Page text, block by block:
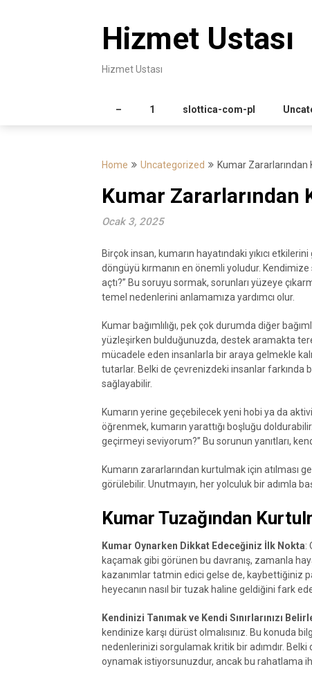
Hizmet Ustası
Hizmet Ustası
– 1 slottica-com-pl
Home Uncategorized Kumar Zararlarından
Kumar Zararlarından
Ocak 3, 2025
Birçok insan, kumarın hayatındaki yıkıcı
döngüyü kırmanın en önemli yoludur.
açtı?” Bu soruyu sormak, sorunları yüzeye
temel nedenlerini anlamamıza yardımcı olur.
Kumar bağımlılığı, pek çok durumda diğer
yüzleşirken bulduğunuzda, destek aramakta
mücadele eden insanlarla bir araya gelmekle
tutarlar. Belki de çevrenizdeki insanlar
sağlayabilir.
Kumarın yerine geçebilecek yeni hobi ya da
öğrenmek, kumarın yarattığı boşluğu
geçirmeyi seviyorum?” Bu sorunun yanıtları,
Kumarın zararlarından kurtulmak için atılması
görülebilir. Unutmayın, her yolculuk bir adımla
Kumar Tuzağından
Kumar Oynarken Dikkat Edeceğiniz İlk Nokta:
kaçamak gibi görünen bu davranış, zamanla
kazanımlar tatmin edici gelse de, kaybettiğiniz
heyecanın nasıl bir tuzak haline geldiğini fark
Kendinizi Tanımak ve Kendi Sınırlarınızı
kendinize karşı dürüst olmalısınız. Bu konuda
nedenlerinizi sorgulamak kritik bir adımdır.
oynamak istiyorsunuzdur, ancak bu rahatlama